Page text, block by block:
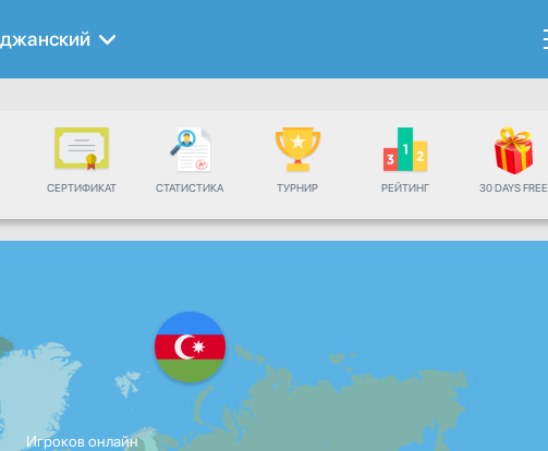
СЕРТИФИКАТ СТАТИСТИКА ТУРНИР РЕЙТИНГ 30 DAYS FREE
Игроков онлайн